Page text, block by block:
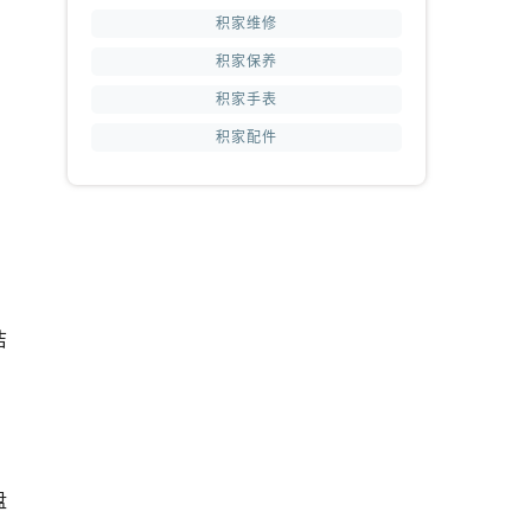
积家维修
积家保养
积家手表
积家配件